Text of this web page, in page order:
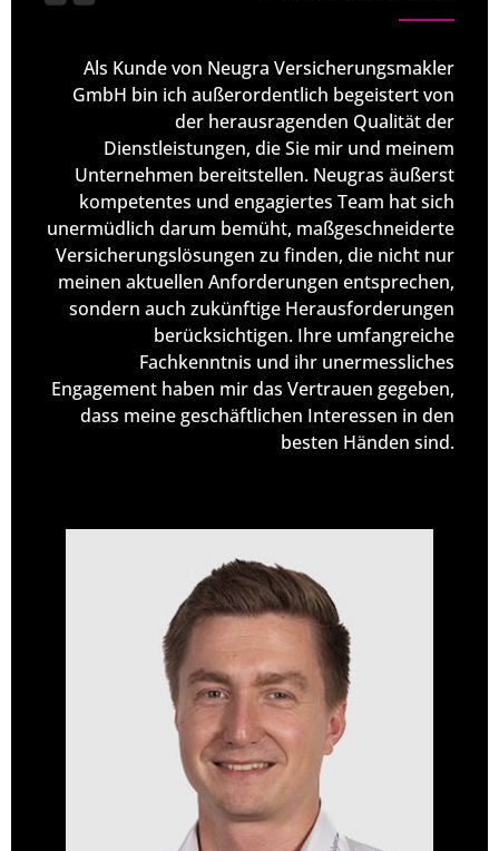
Als Kunde von Neugra Versicherungsmakler
GmbH bin ich außerordentlich begeistert von
der herausragenden Qualität der
Dienstleistungen, die Sie mir und meinem
Unternehmen bereitstellen. Neugras äußerst
kompetentes und engagiertes Team hat sich
unermüdlich darum bemüht, maßgeschneiderte
Versicherungslösungen zu finden, die nicht nur
meinen aktuellen Anforderungen entsprechen,
sondern auch zukünftige Herausforderungen
berücksichtigen. Ihre umfangreiche
Fachkenntnis und ihr unermessliches
Engagement haben mir das Vertrauen gegeben,
dass meine geschäftlichen Interessen in den
besten Händen sind.